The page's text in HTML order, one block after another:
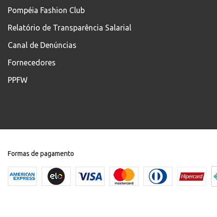
Pompéia Fashion Club
Relatório de Transparência Salarial
Canal de Denúncias
Fornecedores
PPFW
Formas de pagamento